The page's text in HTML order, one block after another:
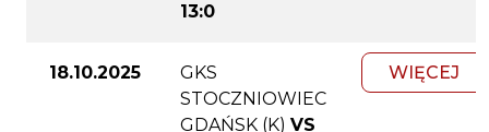
13:0
18.10.2025
GKS
STOCZNIOWIEC
GDAŃSK (K) VS
WIĘCEJ